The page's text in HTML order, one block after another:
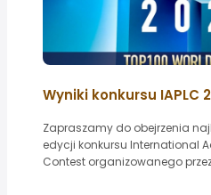
Wyniki konkursu IAPLC
Zapraszamy do obejrzenia
edycji konkursu International
Contest organizowanego przez